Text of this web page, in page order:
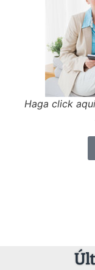
Haga click